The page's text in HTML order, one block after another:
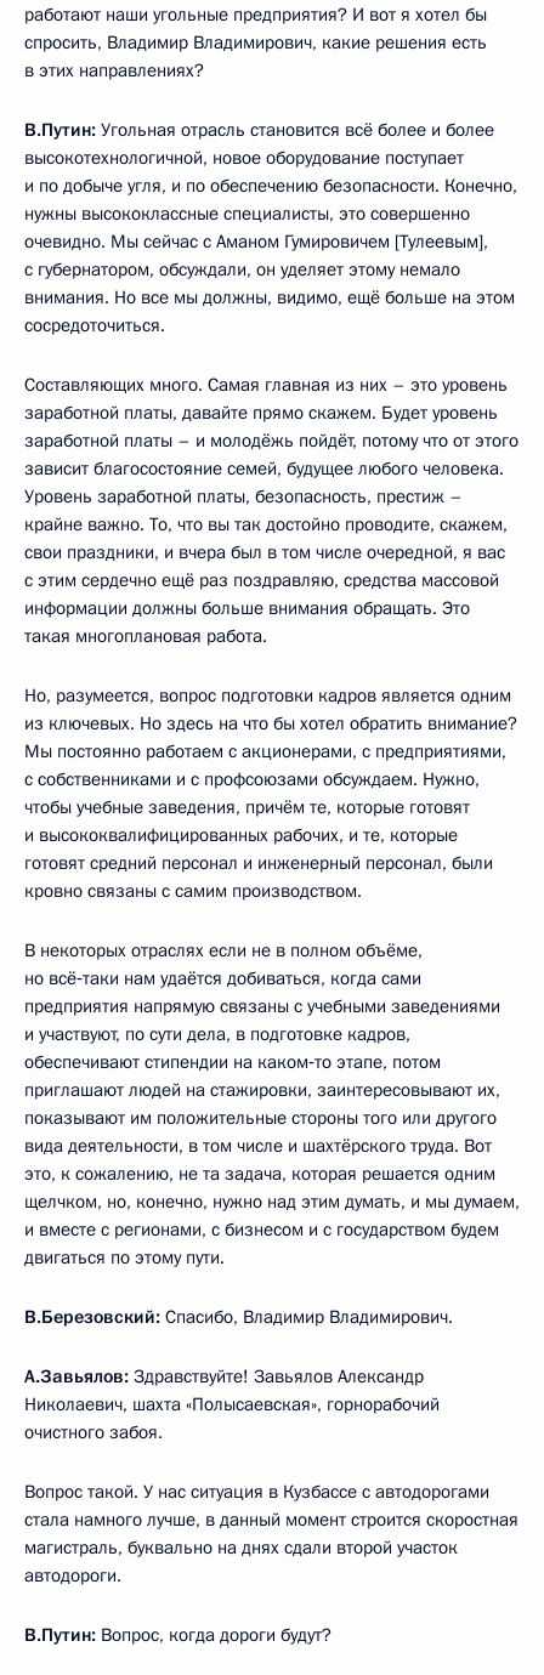
работают наши угольные предприятия? И вот я хотел бы
спросить, Владимир Владимирович, какие решения есть
в этих направлениях?
В.Путин: Угольная отрасль становится всё более и более
высокотехнологичной, новое оборудование поступает
и по добыче угля, и по обеспечению безопасности. Конечно,
нужны высококлассные специалисты, это совершенно
очевидно. Мы сейчас с Аманом Гумировичем [Тулеевым],
с губернатором, обсуждали, он уделяет этому немало
внимания. Но все мы должны, видимо, ещё больше на этом
сосредоточиться.
Составляющих много. Самая главная из них – это уровень
заработной платы, давайте прямо скажем. Будет уровень
заработной платы – и молодёжь пойдёт, потому что от этого
зависит благосостояние семей, будущее любого человека.
Уровень заработной платы, безопасность, престиж –
крайне важно. То, что вы так достойно проводите, скажем,
свои праздники, и вчера был в том числе очередной, я вас
с этим сердечно ещё раз поздравляю, средства массовой
информации должны больше внимания обращать. Это
такая многоплановая работа.
Но, разумеется, вопрос подготовки кадров является одним
из ключевых. Но здесь на что бы хотел обратить внимание?
Мы постоянно работаем с акционерами, с предприятиями,
с собственниками и с профсоюзами обсуждаем. Нужно,
чтобы учебные заведения, причём те, которые готовят
и высококвалифицированных рабочих, и те, которые
готовят средний персонал и инженерный персонал, были
кровно связаны с самим производством.
В некоторых отраслях если не в полном объёме,
но всё‑таки нам удаётся добиваться, когда сами
предприятия напрямую связаны с учебными заведениями
и участвуют, по сути дела, в подготовке кадров,
обеспечивают стипендии на каком‑то этапе, потом
приглашают людей на стажировки, заинтересовывают их,
показывают им положительные стороны того или другого
вида деятельности, в том числе и шахтёрского труда. Вот
это, к сожалению, не та задача, которая решается одним
щелчком, но, конечно, нужно над этим думать, и мы думаем,
и вместе с регионами, с бизнесом и с государством будем
двигаться по этому пути.
В.Березовский: Спасибо, Владимир Владимирович.
А.Завьялов: Здравствуйте! Завьялов Александр
Николаевич, шахта «Полысаевская», горнорабочий
очистного забоя.
Вопрос такой. У нас ситуация в Кузбассе с автодорогами
стала намного лучше, в данный момент строится скоростная
магистраль, буквально на днях сдали второй участок
автодороги.
В.Путин: Вопрос, когда дороги будут?